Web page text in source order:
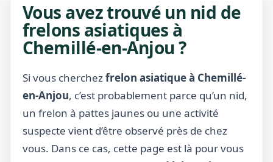
Vous avez trouvé un nid de
frelons asiatiques à
Chemillé-en-Anjou ?
Si vous cherchezfrelon asiatique à Chemillé-
en-Anjou, c’est probablement parce qu’un nid,
un frelon à pattes jaunes ou une activité
suspecte vient d’être observé près de chez
vous. Dans ce cas, cette page est là pour vous